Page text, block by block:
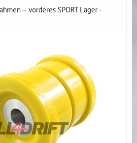
– vorderes SPORT Lager -